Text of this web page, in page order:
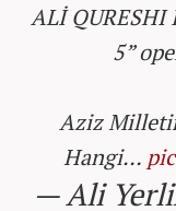
ALİ QURESHI
5”
Aziz
Hangi…
— Ali